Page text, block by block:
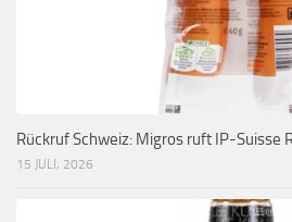
Rückruf Schweiz: Migros ruft IP-Suisse
15 JULI, 2026